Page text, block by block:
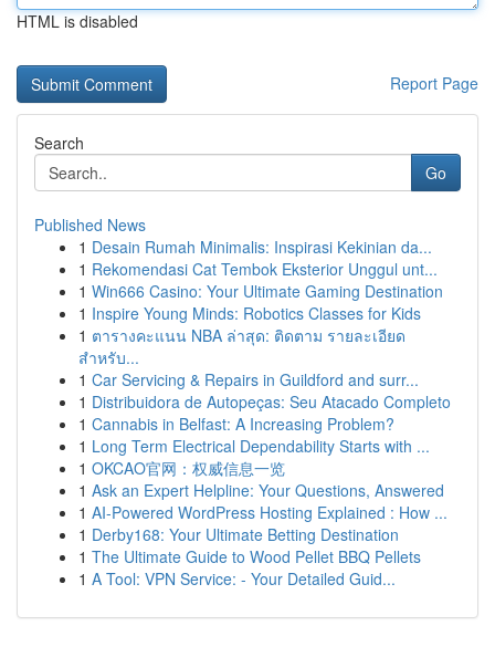
HTML is disabled
Report Page
Search
Go
Published News
1 Desain Rumah Minimalis: Inspirasi Kekinian da...
1 Rekomendasi Cat Tembok Eksterior Unggul unt...
1 Win666 Casino: Your Ultimate Gaming Destination
1 Inspire Young Minds: Robotics Classes for Kids
1 ตารางคะแนน NBA ล่าสุด: ติดตาม รายละเอียด
สำหรับ...
1 Car Servicing & Repairs in Guildford and surr...
1 Distribuidora de Autopeças: Seu Atacado Completo
1 Cannabis in Belfast: A Increasing Problem?
1 Long Term Electrical Dependability Starts with ...
1 OKCAO官网：权威信息一览
1 Ask an Expert Helpline: Your Questions, Answered
1 AI-Powered WordPress Hosting Explained : How ...
1 Derby168: Your Ultimate Betting Destination
1 The Ultimate Guide to Wood Pellet BBQ Pellets
1 A Tool: VPN Service: - Your Detailed Guid...